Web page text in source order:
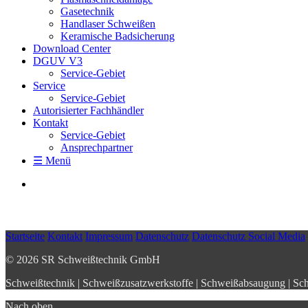
Gasetechnik
Handlaser Schweißen
Keramische Badsicherung
Download Center
DGUV V3
Service-Gebiet
Service
Service-Gebiet
Autorisierter Fachhändler
Kontakt
Service-Gebiet
Ansprechpartner
☰ Menü
Startseite Kontakt Impressum Datenschutz Datenschutz Social Media
© 2026 SR Schweißtechnik GmbH
Schweißtechnik | Schweißzusatzwerkstoffe | Schweißabsaugung |